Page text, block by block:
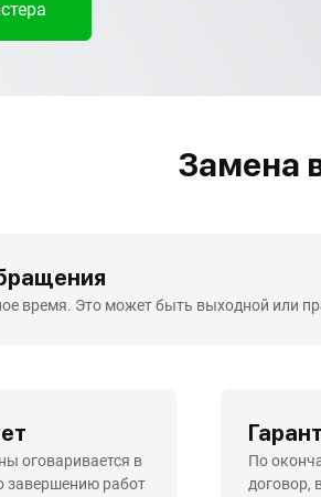
Замена
время. Это может быть выходной или
оговаривается в
завершению работ
По
договор,